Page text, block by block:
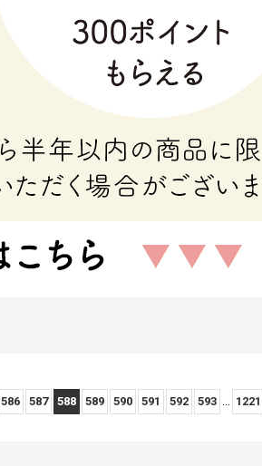
586 587 588 589 590 591 592 593 1221